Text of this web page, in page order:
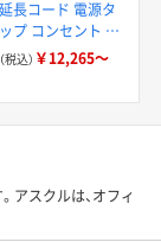
延長コード 電源タ
ップ コンセント 3P
6個口 過電流防止ブ
レーカー エレコム
（税込） ￥12,265～
アスクルは、オフィ